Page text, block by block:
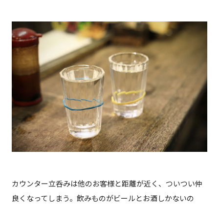
カウンター立呑みは他のお客様と距離が近く、ついつい仲
良くなってしまう。飲みものがビールとお酒しかないの